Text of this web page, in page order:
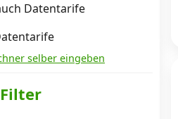
Datentarife
selber eingeben